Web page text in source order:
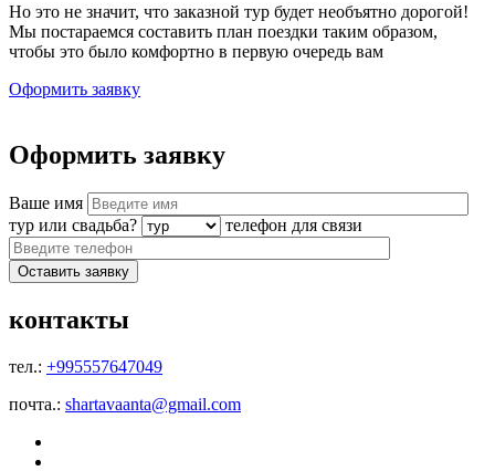
Но это не значит, что заказной тур будет необъятно дорогой!
Мы постараемся составить план поездки таким образом,
чтобы это было комфортно в первую очередь вам
Оформить заявку
Оформить заявку
Ваше имя
тур или свадьба?
телефон для связи
контакты
тел.: +995557647049
почта.: shartavaanta@gmail.com